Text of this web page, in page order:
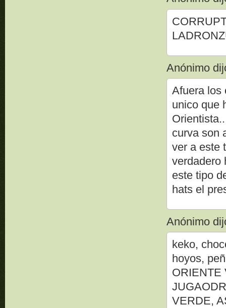
Anónimo
Afuera los
unico que
curva son
ver a este
verdadero
este tipo
hats el
Anónimo
keko,
hoyos,
ORIENTE
VERDE,